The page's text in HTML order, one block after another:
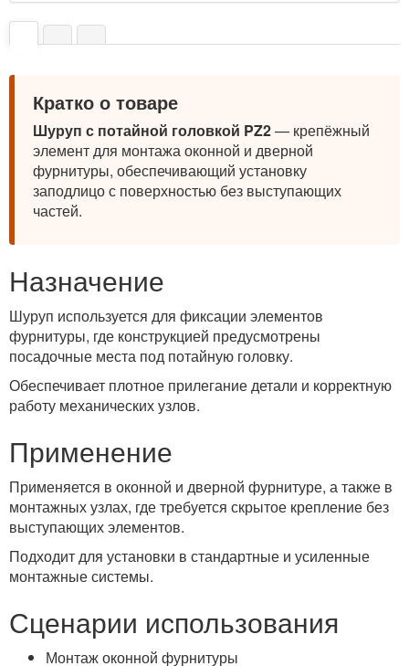
Кратко о товаре
Шуруп с потайной головкой PZ2— крепёжный
элемент для монтажа оконной и дверной
фурнитуры, обеспечивающий установку
заподлицо с поверхностью без выступающих
частей.
Назначение
Шуруп используется для фиксации элементов
фурнитуры, где конструкцией предусмотрены
посадочные места под потайную головку.
Обеспечивает плотное прилегание детали и корректную
работу механических узлов.
Применение
Применяется в оконной и дверной фурнитуре, а также в
монтажных узлах, где требуется скрытое крепление без
выступающих элементов.
Подходит для установки в стандартные и усиленные
монтажные системы.
Сценарии использования
Монтаж оконной фурнитуры